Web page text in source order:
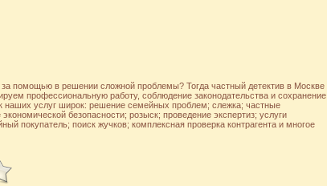
за помощью в решении сложной проблемы? Тогда частный детектив в Москве
профессиональную работу, соблюдение законодательства и сохранение
наших услуг широк: решение семейных проблем; слежка; частные
безопасности; розыск; проведение экспертиз; услуги
покупатель; поиск жучков; комплексная проверка контрагента и многое